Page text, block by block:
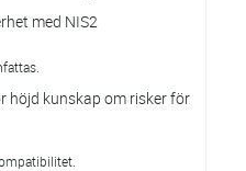
med NIS2
kunskap om risker för